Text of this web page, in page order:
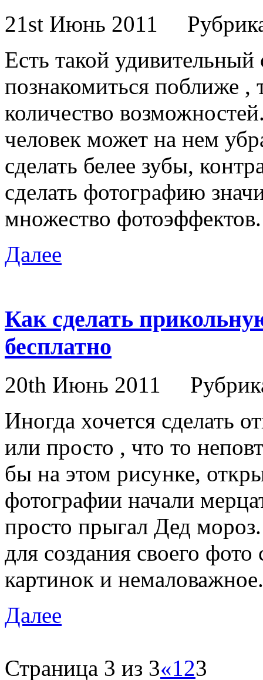
21st Июнь 2011
Есть такой
познакомиться поближе ,
количество
человек может на нем
сделать белее зубы,
сделать фотографию
множество
Далее
Как сделать
бесплатно
20th Июнь 2011
Иногда хочется сделать
или просто , что то
бы на этом рисунке,
фотографии начали
просто прыгал Дед
для создания своего
картинок и
Далее
Страница 3 из 3«123